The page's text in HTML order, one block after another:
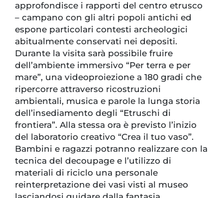
approfondisce i rapporti del centro etrusco
– campano con gli altri popoli antichi ed
espone particolari contesti archeologici
abitualmente conservati nei depositi.
Durante la visita sarà possibile fruire
dell’ambiente immersivo “Per terra e per
mare”, una videoproiezione a 180 gradi che
ripercorre attraverso ricostruzioni
ambientali, musica e parole la lunga storia
dell’insediamento degli “Etruschi di
frontiera”. Alla stessa ora è previsto l’inizio
del laboratorio creativo “Crea il tuo vaso”.
Bambini e ragazzi potranno realizzare con la
tecnica del decoupage e l’utilizzo di
materiali di riciclo una personale
reinterpretazione dei vasi visti al museo